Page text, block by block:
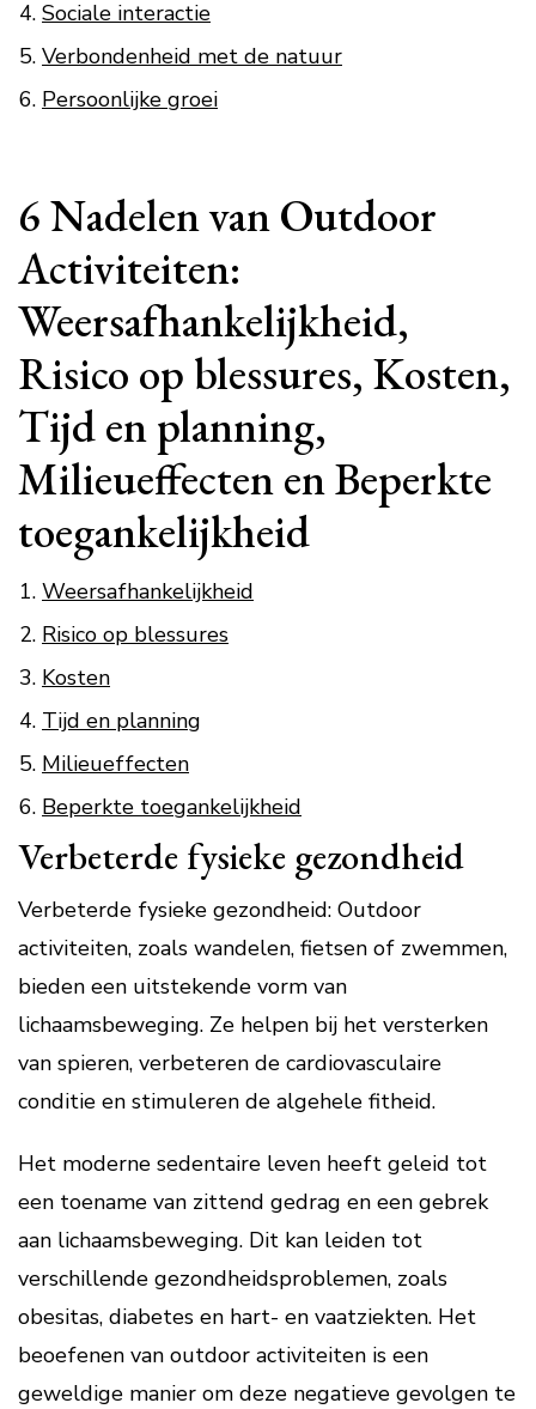
Sociale interactie
Verbondenheid met de natuur
Persoonlijke groei
6 Nadelen van Outdoor
Activiteiten:
Weersafhankelijkheid,
Risico op blessures, Kosten,
Tijd en planning,
Milieueffecten en Beperkte
toegankelijkheid
Weersafhankelijkheid
Risico op blessures
Kosten
Tijd en planning
Milieueffecten
Beperkte toegankelijkheid
Verbeterde fysieke gezondheid
Verbeterde fysieke gezondheid: Outdoor
activiteiten, zoals wandelen, fietsen of zwemmen,
bieden een uitstekende vorm van
lichaamsbeweging. Ze helpen bij het versterken
van spieren, verbeteren de cardiovasculaire
conditie en stimuleren de algehele fitheid.
Het moderne sedentaire leven heeft geleid tot
een toename van zittend gedrag en een gebrek
aan lichaamsbeweging. Dit kan leiden tot
verschillende gezondheidsproblemen, zoals
obesitas, diabetes en hart- en vaatziekten. Het
beoefenen van outdoor activiteiten is een
geweldige manier om deze negatieve gevolgen te